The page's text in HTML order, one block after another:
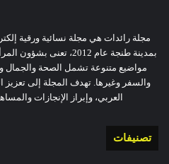
مجلة رائدات هي مجلة نسائية ورقية
بمدينة طنجة عام 2012،
مواضيع متنوعة تشمل الصحة والجمال
والسفر وغيرها. تهدف المجلة إلى تعزيز
العربي، وإبراز الإنجازات
تصنيفات